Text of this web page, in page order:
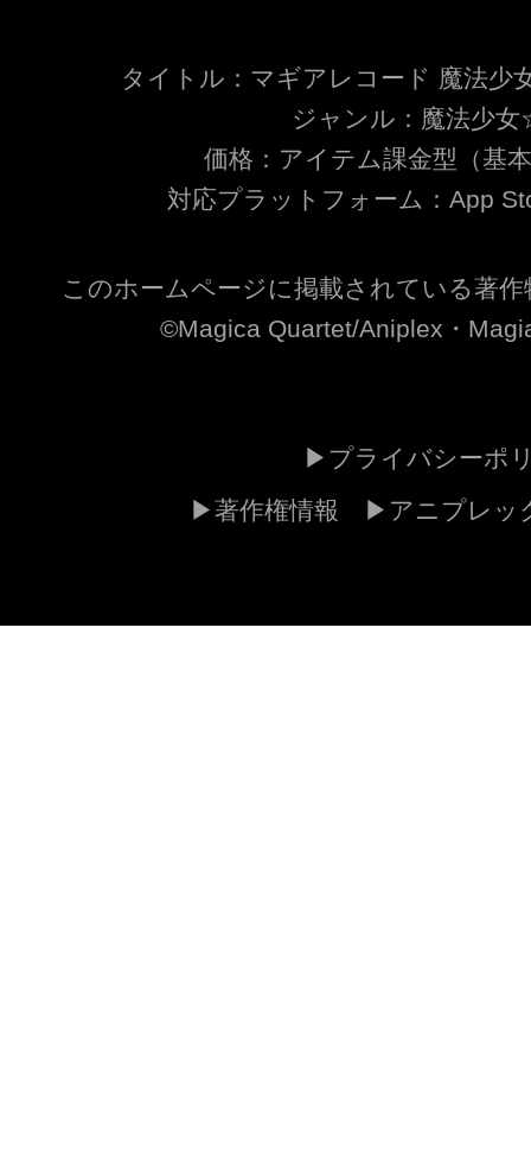
タイトル：マギアレコード 魔法少
ジャンル：魔法少
価格：アイテム課金型（基
対応プラットフォーム：App
このホームページに掲載されている著
©Magica Quartet/Aniplex・
プライバシーポ
著作権情報
アニプレッ